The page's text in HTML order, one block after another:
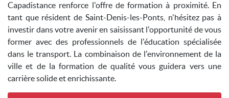
Capadistance renforce l'offre de formation à proximité. En
tant que résident de Saint-Denis-les-Ponts, n'hésitez pas à
investir dans votre avenir en saisissant l'opportunité de vous
former avec des professionnels de l'éducation spécialisée
dans le transport. La combinaison de l'environnement de la
ville et de la formation de qualité vous guidera vers une
carrière solide et enrichissante.